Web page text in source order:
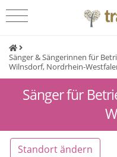
Sänger & Sängerinnen für
Wilnsdorf, Nordrhein-
Sänger für
Standort ändern